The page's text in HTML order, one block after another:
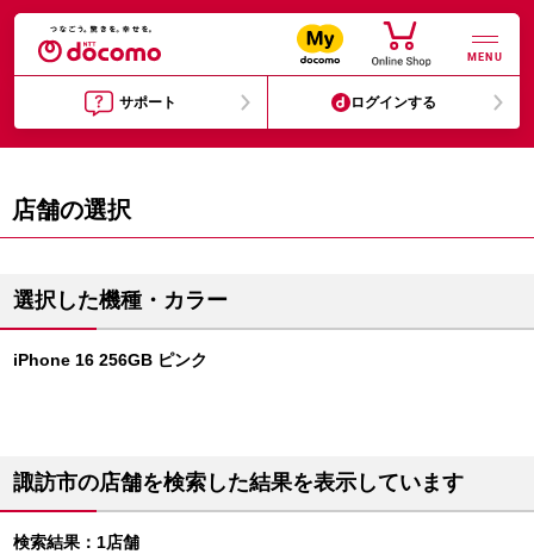
MENU
サポート ログインする
店舗の選択
選択した機種・カラー
iPhone 16 256GB ピンク
諏訪市の店舗を検索した結果を表示しています
検索結果：1店舗